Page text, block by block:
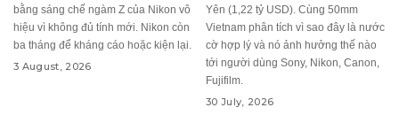
bằng sáng chế ngàm Z của Nikon vô
hiệu vì không đủ tính mới. Nikon còn
ba tháng để kháng cáo hoặc kiện lại.
3 August, 2026
Yên (1,22 tỷ USD). Cùng 50mm
Vietnam phân tích vì sao đây là nước
cờ hợp lý và nó ảnh hưởng thế nào
tới người dùng Sony, Nikon, Canon,
Fujifilm.
30 July, 2026